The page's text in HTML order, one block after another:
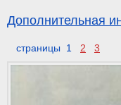
Дополнительная
страницы 1 2 3